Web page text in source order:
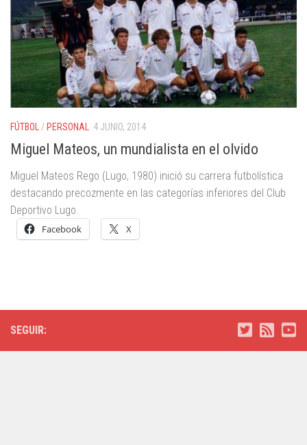
FÚTBOL / PERSONAL 4 JUNIO, 2014
Miguel Mateos, un mundialista en el olvido
Miguel Mateos Rego (Lugo, 1980) inició su carrera futbolística
destacando precozmente en las categorías inferiores del Club
Deportivo Lugo.
Facebook X
SEGUIR: